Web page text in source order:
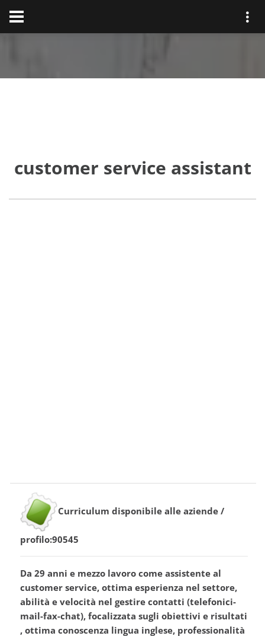
customer service assistant
Curriculum disponibile alle aziende /
profilo:90545
Da 29 anni e mezzo lavoro come assistente al
customer service, ottima esperienza nel settore,
abilità e velocità nel gestire contatti (telefonici-
mail-fax-chat), focalizzata sugli obiettivi e risultati
, ottima conoscenza lingua inglese, professionalità